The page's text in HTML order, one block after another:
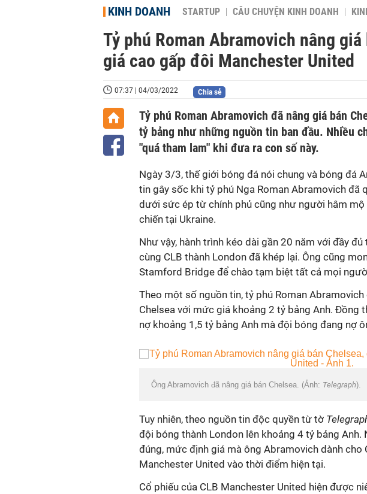
KINH DOANH STARTUP CÂU CHUYỆN KINH DOANH
Tỷ phú Roman Abramovich nâng
giá cao gấp đôi Manchester United
07:37 | 04/03/2022 Chia sẻ
Tỷ phú Roman Abramovich đã nâng giá bán
tỷ bảng như những nguồn tin ban đầu. Nhiều
"quá tham lam" khi đưa ra con số này.
Ngày 3/3, thế giới bóng đá nói chung và bóng đá
tin gây sốc khi tỷ phú Nga Roman Abramovich đã
dưới sức ép từ chính phủ cũng như người hâm
chiến tại Ukraine.
Như vậy, hành trình kéo dài gần 20 năm với đầy
cùng CLB thành London đã khép lại. Ông cũng
Stamford Bridge để chào tạm biệt tất cả mọi
Theo một số nguồn tin, tỷ phú Roman
Chelsea với mức giá khoảng 2 tỷ bảng Anh. Đồng
nợ khoảng 1,5 tỷ bảng Anh mà đội bóng đang nợ
Ông Abramovich đã nâng giá bán Chelsea. (Ảnh: Telegraph).
Tuy nhiên, theo nguồn tin độc quyền từ tờ
đội bóng thành London lên khoảng 4 tỷ bảng
đúng, mức định giá mà ông Abramovich dành cho
Manchester United vào thời điểm hiện tại.
Cổ phiếu của CLB Manchester United hiện được